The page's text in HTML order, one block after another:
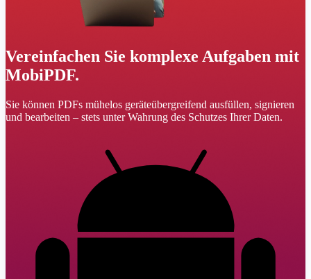
Vereinfachen Sie komplexe Aufgaben mit
MobiPDF.
Sie können PDFs mühelos geräteübergreifend ausfüllen, signieren
und bearbeiten – stets unter Wahrung des Schutzes Ihrer Daten.